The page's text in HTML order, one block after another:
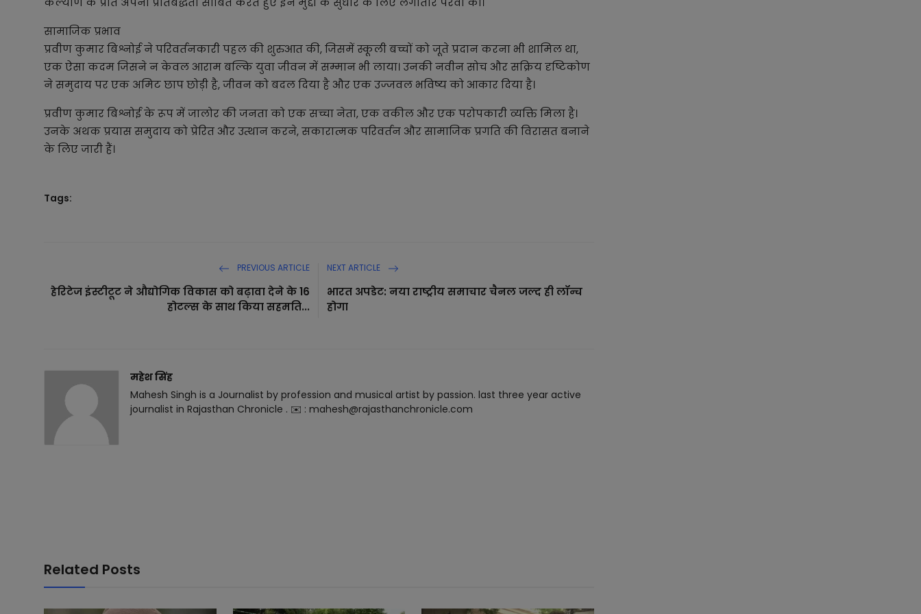
सामाजिक प्रभाव
प्रवीण कुमार बिश्नोई ने परिवर्तनकारी पहल की शुरुआत की, जिसमें स्कूली बच्चों को जूते प्रदान करना भी शामिल था,
एक ऐसा कदम जिसने न केवल आराम बल्कि युवा जीवन में सम्मान भी लाया। उनकी नवीन सोच और सक्रिय दृष्टिकोण
ने समुदाय पर एक अमिट छाप छोड़ी है, जीवन को बदल दिया है और एक उज्जवल भविष्य को आकार दिया है।
प्रवीण कुमार बिश्नोई के रूप में जालोर की जनता को एक सच्चा नेता, एक वकील और एक परोपकारी व्यक्ति मिला है।
उनके अथक प्रयास समुदाय को प्रेरित और उत्थान करने, सकारात्मक परिवर्तन और सामाजिक प्रगति की विरासत बनाने
के लिए जारी हैं।
Tags:
PREVIOUS ARTICLE
हेरिटेज इंस्टीटूट ने औद्योगिक विकास को बढ़ावा देने के 16
होटल्स के साथ किया सहमति...
NEXT ARTICLE
भारत अपडेट: नया राष्ट्रीय समाचार चैनल जल्द ही लॉन्च
होगा
महेश सिंह
Mahesh Singh is a Journalist by profession and musical artist by passion. last three year active
journalist in Rajasthan Chronicle . ✉️ : mahesh@rajasthanchronicle.com
Related Posts